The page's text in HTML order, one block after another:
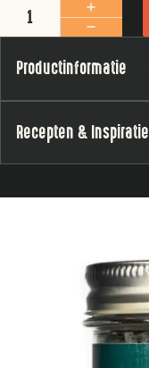
Zeeuwsche Zoute Glazen
Productinformatie
Recepten & Inspiratie